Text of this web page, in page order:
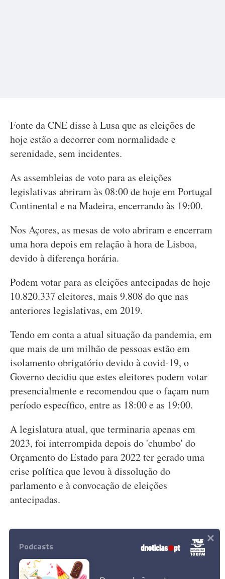
Fonte da CNE disse à Lusa que as eleições de
hoje estão a decorrer com normalidade e
serenidade, sem incidentes.
As assembleias de voto para as eleições
legislativas abriram às 08:00 de hoje em Portugal
Continental e na Madeira, encerrando às 19:00.
Nos Açores, as mesas de voto abriram e encerram
uma hora depois em relação à hora de Lisboa,
devido à diferença horária.
Podem votar para as eleições antecipadas de hoje
10.820.337 eleitores, mais 9.808 do que nas
anteriores legislativas, em 2019.
Tendo em conta a atual situação da pandemia, em
que mais de um milhão de pessoas estão em
isolamento obrigatório devido à covid-19, o
Governo decidiu que estes eleitores podem votar
presencialmente e recomendou que o façam num
período específico, entre as 18:00 e as 19:00.
A legislatura atual, que terminaria apenas em
2023, foi interrompida depois do 'chumbo' do
Orçamento do Estado para 2022 ter gerado uma
crise política que levou à dissolução do
parlamento e à convocação de eleições
antecipadas.
USO DE MÁSCARA
ELEIÇÕES LEGISLATIVAS
CANDIDATO
Podcasts ×